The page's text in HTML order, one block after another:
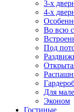
3-х
4-х
Во всю
Под
Для
Эконом
Гостиные